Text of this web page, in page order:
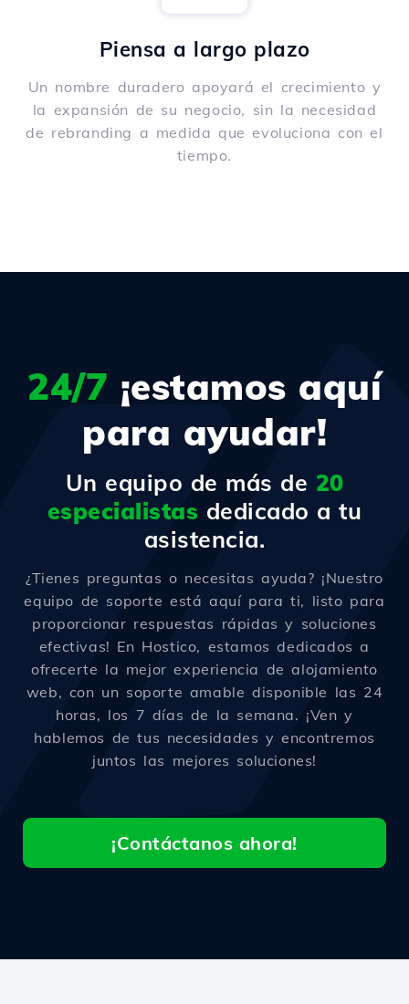
Piensa a largo plazo
Un nombre duradero apoyará el crecimiento y
la expansión de su negocio, sin la necesidad
de rebranding a medida que evoluciona con el
tiempo.
24/7 ¡estamos aquí
para ayudar!
Un equipo de más de 20
especialistas dedicado a tu
asistencia.
¿Tienes preguntas o necesitas ayuda? ¡Nuestro
equipo de soporte está aquí para ti, listo para
proporcionar respuestas rápidas y soluciones
efectivas! En Hostico, estamos dedicados a
ofrecerte la mejor experiencia de alojamiento
web, con un soporte amable disponible las 24
horas, los 7 días de la semana. ¡Ven y
hablemos de tus necesidades y encontremos
juntos las mejores soluciones!
¡Contáctanos ahora!